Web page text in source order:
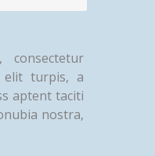
elit turpis, a
aptent taciti
nostra,